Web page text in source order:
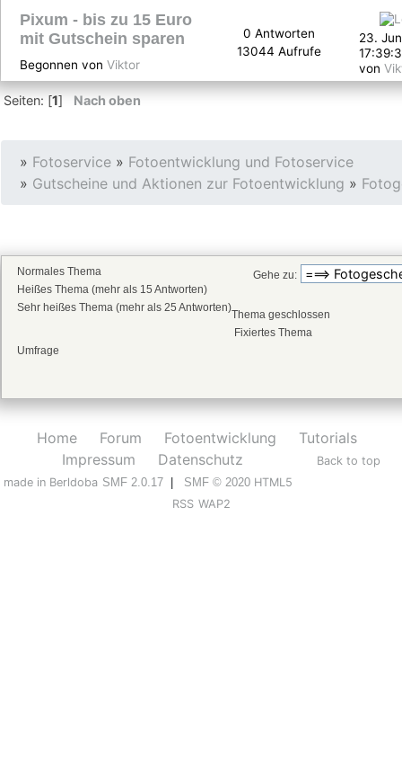
Pixum - bis zu 15 Euro
mit Gutschein sparen
Begonnen von Viktor
0 Antworten
13044 Aufrufe
23.
von
Seiten: [1] Nach oben
» Fotoservice » Fotoentwicklung und Fotoservice
» Gutscheine und Aktionen zur Fotoentwicklung »
Gehe zu:
Normales Thema
Heißes Thema (mehr als 15 Antworten)
Sehr heißes Thema (mehr als 25 Antworten)
Thema geschlossen
Fixiertes Thema
Umfrage
Home Forum Fotoentwicklung
Tutorials
Impressum
Datenschutz
Back to top
made in Berldoba SMF 2.0.17| SMF © 2020 HTML5
RSS WAP2